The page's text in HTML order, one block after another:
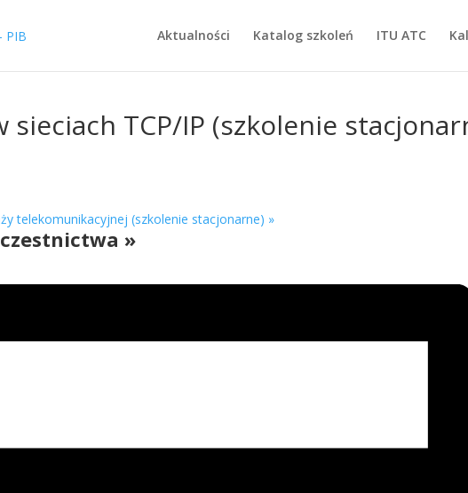
Aktualności Katalog szkoleń ITU ATC
TCP/IP (szkolenie
telekomunikacyjnej (szkolenie stacjonarne) »
»